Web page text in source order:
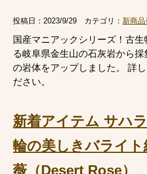
投稿日：2023/9/29 カテゴリ： 新商
国産マニアックシリーズ！古
る岐阜県金生山の石灰岩から
の岩体をアップしました。 詳
ださい。
新着アイテム サハ
輪の美しきバライ
薇（Desert Rose）